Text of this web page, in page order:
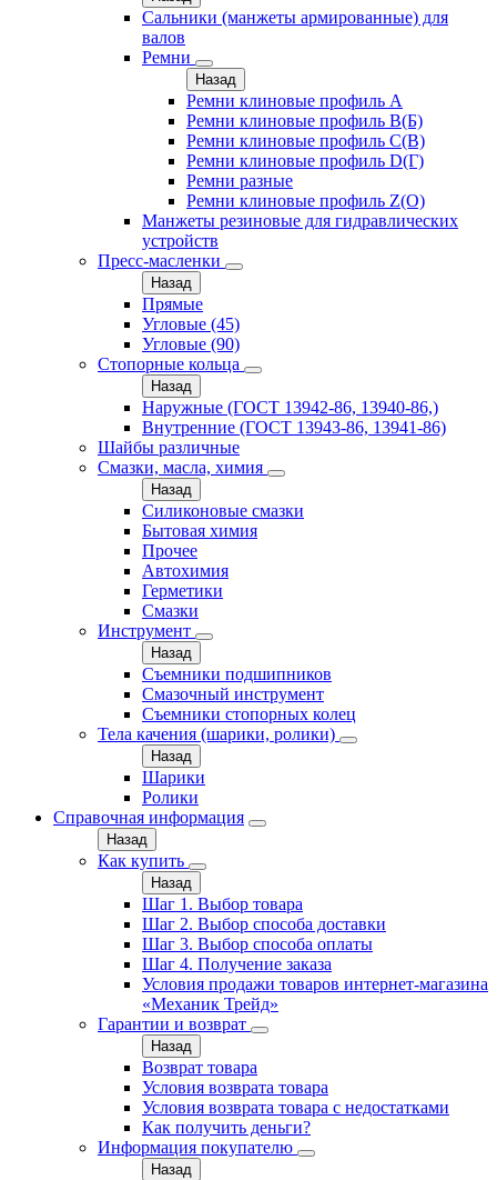
Сальники (манжеты армированные) для
валов
Ремни
Назад
Ремни клиновые профиль A
Ремни клиновые профиль B(Б)
Ремни клиновые профиль C(В)
Ремни клиновые профиль D(Г)
Ремни разные
Ремни клиновые профиль Z(О)
Манжеты резиновые для гидравлических
устройств
Пресс-масленки
Назад
Прямые
Угловые (45)
Угловые (90)
Стопорные кольца
Назад
Наружные (ГОСТ 13942-86, 13940-86,)
Внутренние (ГОСТ 13943-86, 13941-86)
Шайбы различные
Смазки, масла, химия
Назад
Силиконовые смазки
Бытовая химия
Прочее
Автохимия
Герметики
Смазки
Инструмент
Назад
Съемники подшипников
Смазочный инструмент
Съемники стопорных колец
Тела качения (шарики, ролики)
Назад
Шарики
Ролики
Справочная информация
Назад
Как купить
Назад
Шаг 1. Выбор товара
Шаг 2. Выбор способа доставки
Шаг 3. Выбор способа оплаты
Шаг 4. Получение заказа
Условия продажи товаров интернет-магазина
«Механик Трейд»
Гарантии и возврат
Назад
Возврат товара
Условия возврата товара
Условия возврата товара с недостатками
Как получить деньги?
Информация покупателю
Назад